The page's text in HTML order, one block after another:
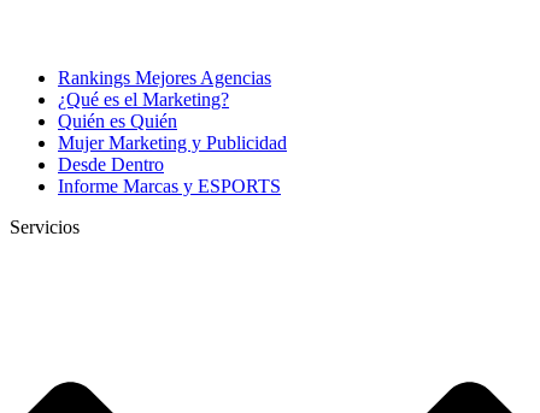
Rankings Mejores Agencias
¿Qué es el Marketing?
Quién es Quién
Mujer Marketing y Publicidad
Desde Dentro
Informe Marcas y ESPORTS
Servicios